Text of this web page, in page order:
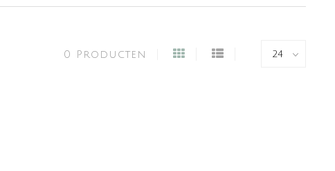
0 Producten